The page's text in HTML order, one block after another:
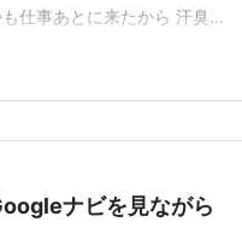
仕事あとに来たから 汗臭い
！！ エッホエッホ 歩いて
ナビを見ながら